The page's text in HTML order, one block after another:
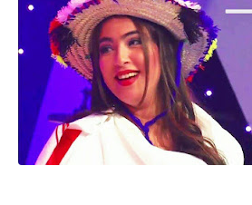
اللغة الانجليزية
الوظيفة
إعلاميات
التعليم